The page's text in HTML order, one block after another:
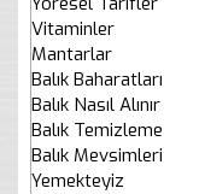
Vitaminler
Mantarlar
Balık Baharatları
Balık Nasıl Alınır
Balık Temizleme
Balık Mevsimleri
Yemekteyiz